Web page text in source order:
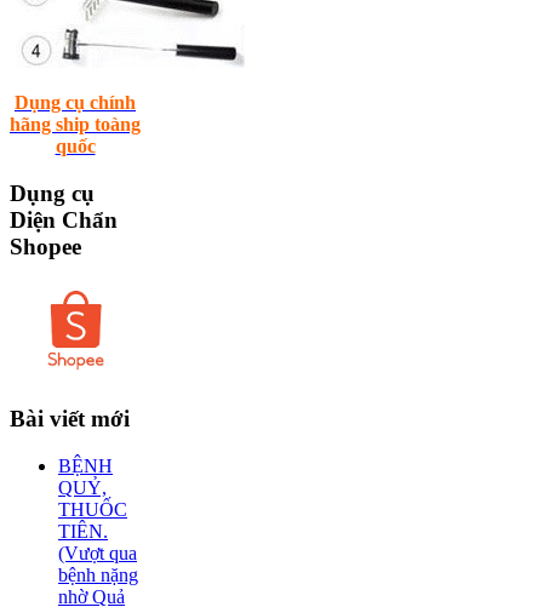
Dụng cụ chính
hãng ship toàng
quốc
Dụng cụ
Diện Chẩn
Shopee
Bài viết mới
BỆNH
QUỶ,
THUỐC
TIÊN.
(Vượt qua
bệnh nặng
nhờ Quả